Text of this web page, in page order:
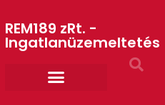
REM189 zRt. -
Ingatlanüzemeltetés